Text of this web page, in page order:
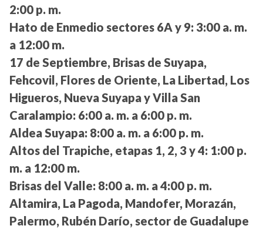
2:00 p. m.
Hato de Enmedio sectores 6A y 9: 3:00 a. m.
a 12:00 m.
17 de Septiembre, Brisas de Suyapa,
Fehcovil, Flores de Oriente, La Libertad, Los
Higueros, Nueva Suyapa y Villa San
Caralampio: 6:00 a. m. a 6:00 p. m.
Aldea Suyapa: 8:00 a. m. a 6:00 p. m.
Altos del Trapiche, etapas 1, 2, 3 y 4: 1:00 p.
m. a 12:00 m.
Brisas del Valle: 8:00 a. m. a 4:00 p. m.
Altamira, La Pagoda, Mandofer, Morazán,
Palermo, Rubén Darío, sector de Guadalupe